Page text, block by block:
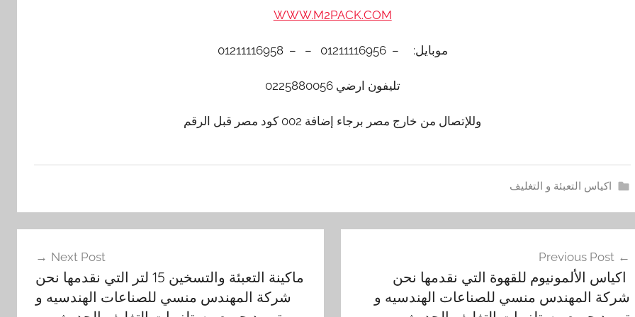
WWW.M2PACK.COM
موبايل: – 01211116956 – – 01211116958
تليفون ارضي 0225880056
وللإتصال من خارج مصر برجاء إضافة 002 كود مصر قبل الرقم
اكياس التعبئة و التغليف
ي
س
Previous Post
اكياس الألمونيوم للقهوة التي نقدمها نحن
شركة المهندس منسي للصناعات الهندسيه و
Next Post
ماكينة التعبئة والتسخين 15 لتر التي نقدمها نحن
شركة المهندس منسي للصناعات الهندسيه و